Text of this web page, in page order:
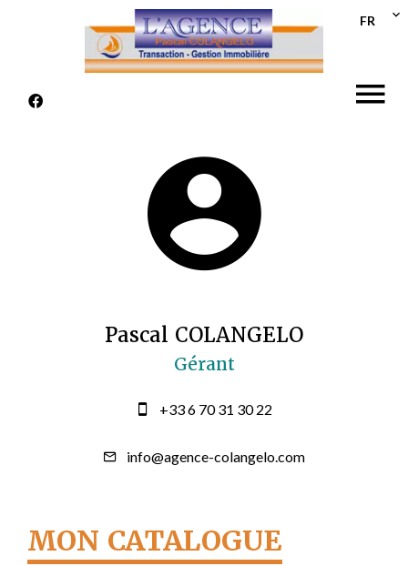
FR
Pascal COLANGELO
Gérant
+33 6 70 31 30 22
info@agence-colangelo.com
MON CATALOGUE